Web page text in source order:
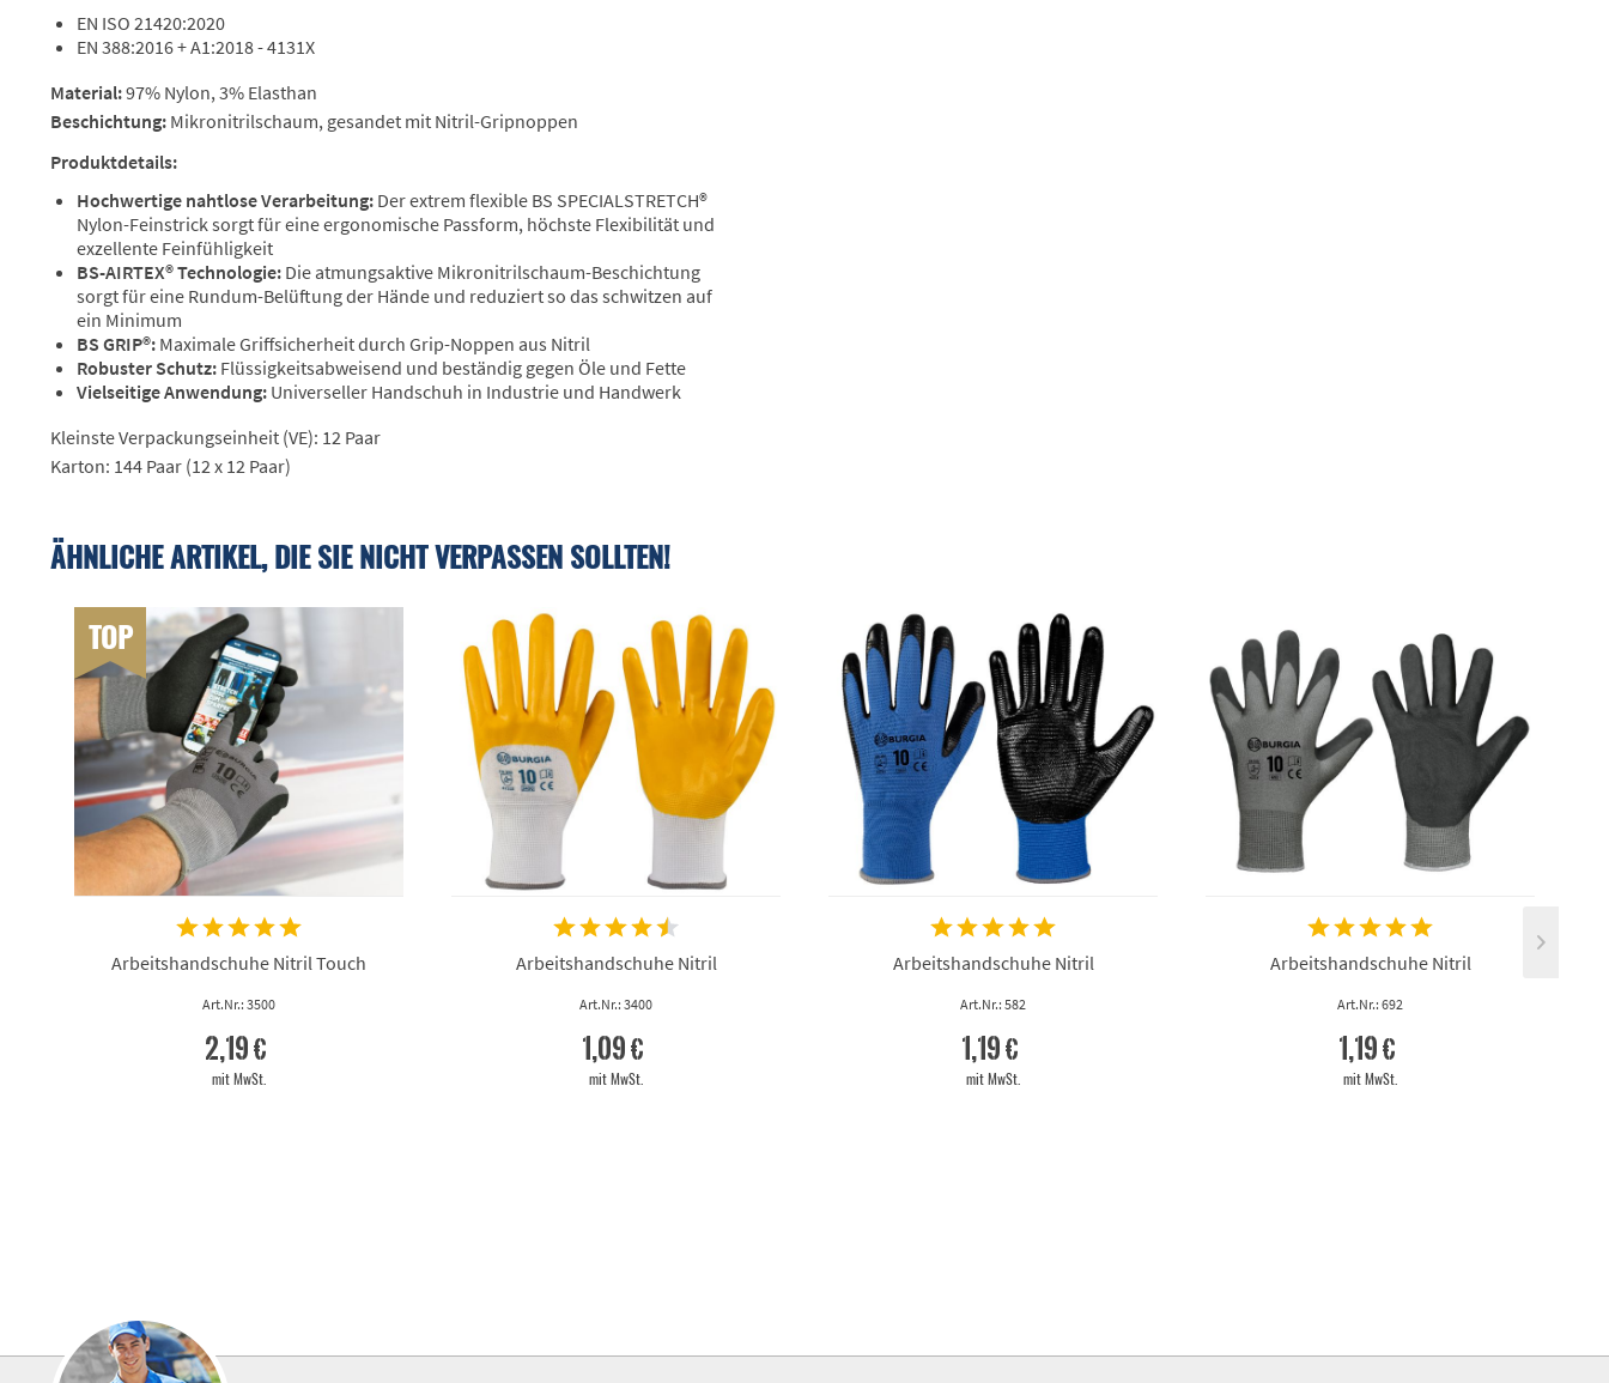
EN ISO 21420:2020
EN 388:2016 + A1:2018 - 4131X
Material:97% Nylon, 3% Elasthan
Beschichtung: Mikronitrilschaum, gesandet mit Nitril-Gripnoppen
Produktdetails:
Hochwertige nahtlose Verarbeitung: Der extrem flexible BS SPECIALSTRETCH®
Nylon-Feinstrick sorgt für eine ergonomische Passform, höchste Flexibilität und
exzellente Feinfühligkeit
BS-AIRTEX® Technologie: Die atmungsaktive Mikronitrilschaum-Beschichtung
sorgt für eine Rundum-Belüftung der Hände und reduziert so das schwitzen auf
ein Minimum
BS GRIP®: Maximale Griffsicherheit durch Grip-Noppen aus Nitril
Robuster Schutz: Flüssigkeitsabweisend und beständig gegen Öle und Fette
Vielseitige Anwendung: Universeller Handschuh in Industrie und Handwerk
Kleinste Verpackungseinheit (VE): 12 Paar
Karton: 144 Paar (12 x 12 Paar)
ÄHNLICHE ARTIKEL, DIE SIE NICHT VERPASSEN SOLLTEN!
TOP
Arbeitshandschuhe Nitril Touch
Art.Nr.: 3500
2,19 €
mit MwSt.
Arbeitshandschuhe Nitril
Art.Nr.: 3400
1,09 €
mit MwSt.
Arbeitshandschuhe Nitril
Art.Nr.: 582
1,19 €
mit MwSt.
Arbeitshandschuhe Nitril
Art.Nr.: 692
1,19 €
mit MwSt.